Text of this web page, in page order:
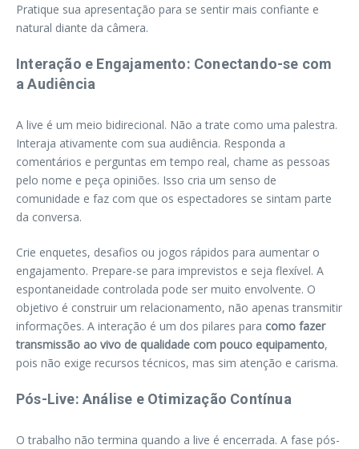
Pratique sua apresentação para se sentir mais confiante e
natural diante da câmera.
Interação e Engajamento: Conectando-se com
a Audiência
A live é um meio bidirecional. Não a trate como uma palestra.
Interaja ativamente com sua audiência. Responda a
comentários e perguntas em tempo real, chame as pessoas
pelo nome e peça opiniões. Isso cria um senso de
comunidade e faz com que os espectadores se sintam parte
da conversa.
Crie enquetes, desafios ou jogos rápidos para aumentar o
engajamento. Prepare-se para imprevistos e seja flexível. A
espontaneidade controlada pode ser muito envolvente. O
objetivo é construir um relacionamento, não apenas transmitir
informações. A interação é um dos pilares para como fazer
transmissão ao vivo de qualidade com pouco equipamento,
pois não exige recursos técnicos, mas sim atenção e carisma.
Pós-Live: Análise e Otimização Contínua
O trabalho não termina quando a live é encerrada. A fase pós-